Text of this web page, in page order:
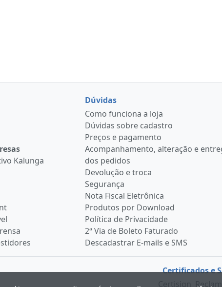
Kalunga
Dúvidas
Como funciona a loja
Dúvidas sobre cadastro
Preços e pagamento
Acompanhamento, alteração e
dos pedidos
Devolução e troca
Segurança
Nota Fiscal Eletrônica
Produtos por Download
Política de Privacidade
2ª Via de Boleto Faturado
Descadastrar E-mails e SMS
Certificados e
Certisign